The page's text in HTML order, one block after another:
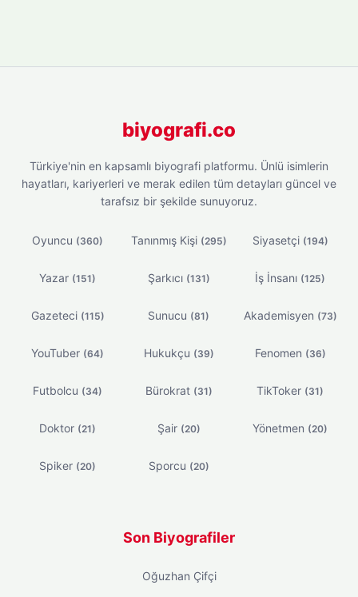
biyografi.co
Türkiye'nin en kapsamlı biyografi platformu. Ünlü isimlerin
hayatları, kariyerleri ve merak edilen tüm detayları güncel ve
tarafsız bir şekilde sunuyoruz.
Oyuncu (360) Tanınmış Kişi (295) Siyasetçi (194)
Yazar (151) Şarkıcı (131) İş İnsanı (125)
Gazeteci (115) Sunucu (81) Akademisyen (73)
YouTuber (64) Hukukçu (39) Fenomen (36)
Futbolcu (34) Bürokrat (31) TikToker (31)
Doktor (21) Şair (20) Yönetmen (20)
Spiker (20) Sporcu (20)
Son Biyografiler
Oğuzhan Çifçi